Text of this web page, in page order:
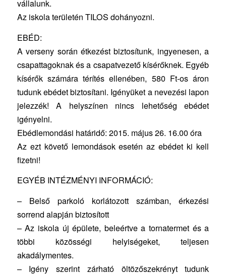
vállalunk.
Az iskola területén TILOS dohányozni.
EBÉD:
A verseny során étkezést biztosítunk, ingyenesen, a
csapattagoknak és a csapatvezető kísérőknek. Egyéb
kísérők számára térítés ellenében, 580 Ft-os áron
tudunk ebédet biztosítani. Igényüket a nevezési lapon
jelezzék! A helyszínen nincs lehetőség ebédet
igényelni.
Ebédlemondási határidő: 2015. május 26. 16.00 óra
Az ezt követő lemondások esetén az ebédet ki kell
fizetni!
EGYÉB INTÉZMÉNYI INFORMÁCIÓ:
– Belső parkoló korlátozott számban, érkezési
sorrend alapján biztosított
– Az iskola új épülete, beleértve a tornatermet és a
többi közösségi helyiségeket, teljesen
akadálymentes.
– Igény szerint zárható öltözőszekrényt tudunk